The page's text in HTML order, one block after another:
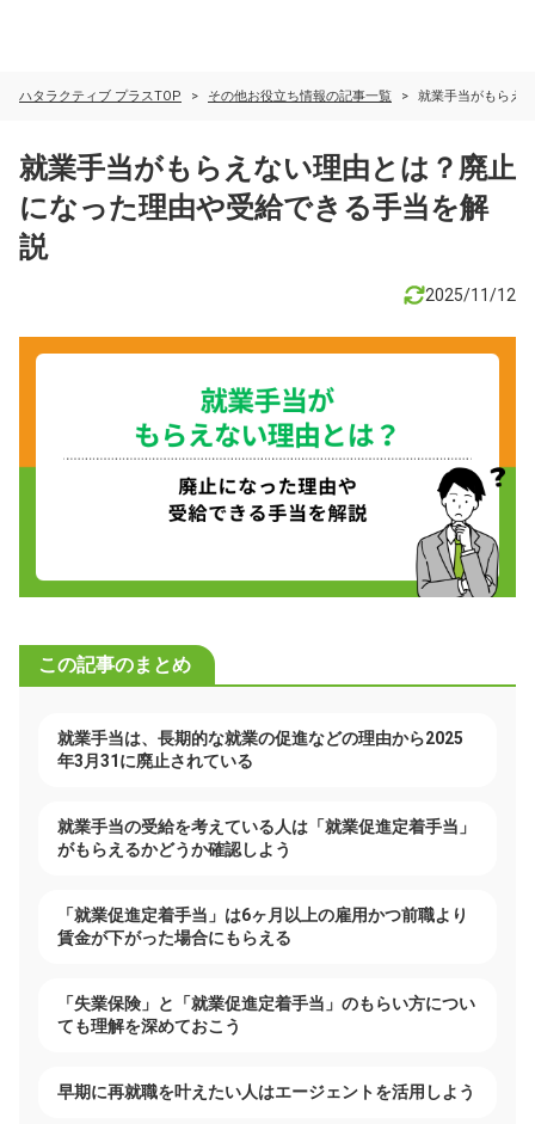
ハタラクティブ プラスTOP その他お役立ち情報の記事一覧​ 就業手当がもらえ
就業手当がもらえない理由とは？廃止
になった理由や受給できる手当を解
説
2025/11/12
この記事のまとめ
就業手当は、長期的な就業の促進などの理由から2025
年3月31に廃止されている
就業手当の受給を考えている人は「就業促進定着手当」
がもらえるかどうか確認しよう
「就業促進定着手当」は6ヶ月以上の雇用かつ前職より
賃金が下がった場合にもらえる
「失業保険」と「就業促進定着手当」のもらい方につい
ても理解を深めておこう
早期に再就職を叶えたい人はエージェントを活用しよう